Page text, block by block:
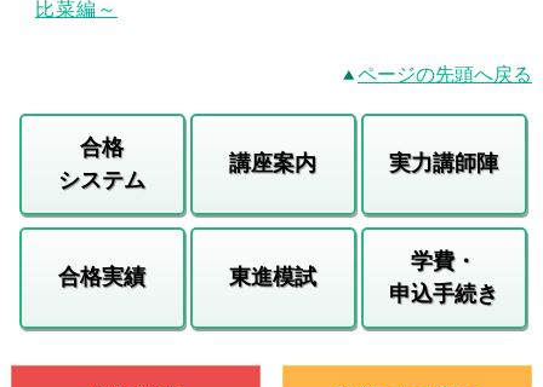
比菜編～
ページの先頭へ戻る
合格
システム
講座案内 実力講師陣
合格実績 東進模試
学費・
申込手続き